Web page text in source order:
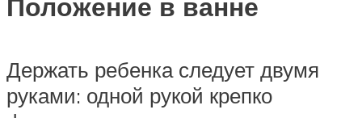
Держать ребенка следует двумя
руками: одной рукой крепко